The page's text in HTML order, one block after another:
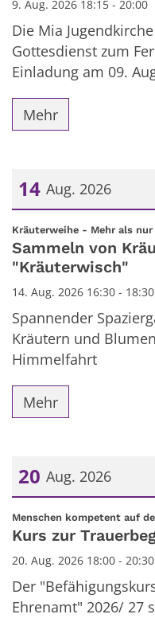
9. Aug. 2026 18:15 - 20:00
Die Mia
Gottesdienst zum
Einladung am 09.
Mehr
14 Aug. 2026
Datum: 14. August
Kräuterweihe - Mehr als
Sammeln von
"Kräuterwisch"
14. Aug. 2026 16:30 - 18:30
Spannender
Kräutern und
Himmelfahrt
Mehr
20 Aug. 2026
Datum: 20. August
Menschen kompetent auf
Kurs zur
20. Aug. 2026 18:00 - 20:30
Der
Ehrenamt" 2026/ 27